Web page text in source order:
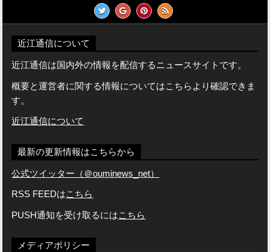
近江通信について
近江通信は国内外の情報を配信するニュースサイトです。
概要と運営者に関する情報についてはこちらより確認できま
す。
近江通信について
最新の更新情報はこちらから
公式ツイッター（＠ouminews_net）
RSS FEEDはこちら
PUSH通知を受け取るにはこちら
メディアポリシー